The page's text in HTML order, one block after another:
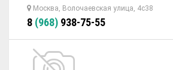
Москва, Волочаевская улица, 4с38
8 (968) 938-75-55